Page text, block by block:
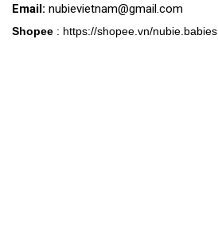
Email: nubievietnam@gmail.com
Shopee : https://shopee.vn/nubie.babies